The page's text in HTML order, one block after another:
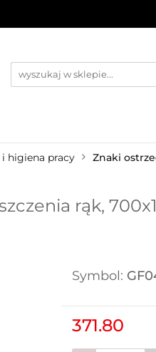
BRD
higiena pracy Znaki
rąk,
Symbol:
371.80